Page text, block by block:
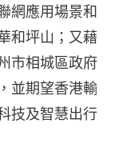
網應用場景和
和坪山；又藉
市相城區政府
並期望香港輸
技及智慧出行